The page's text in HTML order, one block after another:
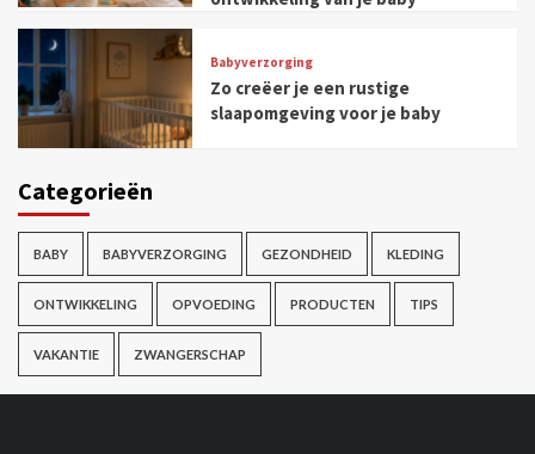
Babyverzorging
Zo creëer je een rustige
slaapomgeving voor je baby
Categorieën
BABY BABYVERZORGING GEZONDHEID KLEDING
ONTWIKKELING OPVOEDING PRODUCTEN TIPS
VAKANTIE ZWANGERSCHAP